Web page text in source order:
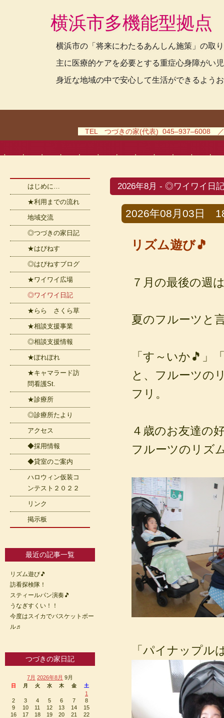
横浜市多機能型拠
横浜市の「将来にわたるあんしん施策」の取
主に医療的ケアを必要とする重症心身障がい
身近な地域の中で安心して生活ができるよう
TEL つづきの家(代表) 045–937–6008
2026年8月 - ◎ワイワイ日記
2026年08月03日
リズム遊び🎵
７月の最後の週
夏のフルーツと
「す～いか🎵」
と、フルーツの
フリ。
４歳のお友達の
フルーツのリズ
「パイナップル
はじめに…
★利用までの流れ
地域交流
◎つづきの家日記
★はぴねす
◎はぴねすブログ
★ワイワイ広場
◎ワイワイ日記
★らら さくら草
★相談支援事業
◎相談支援情報
★ぽれぽれ
★キャマラード訪
問看護St.
★診療所
◎診療所たより
アクセス
◆採用情報
◆貸室のご案内
ハロウィン仮装コ
ンテスト２０２２
リンク
掲示板
最近の記事一覧
リズム遊び🎵
訪看探検隊！
スティールパン演奏🎵
うなぎすくい！！
今度はスイカでバスケットボー
ル♬
つづきの家日記
7月 2026年8月 9月
日 月 火 水 木 金 土
1
2
3 4 5 6 7
8
9
10 11 12 13 14
15
16
17 18 19 20 21
22